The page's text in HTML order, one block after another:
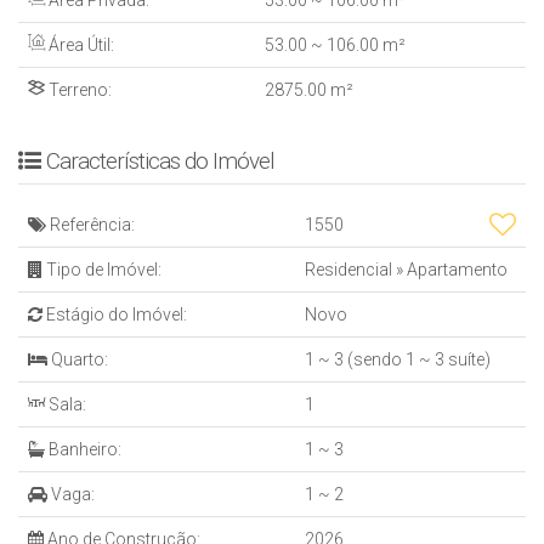
- Sala de estar e TV;
- Cozinha integrada com sala de jantar;
- Varanda gourmet;
O empreendimento ainda contará com:
- Piscina climatizada;
- Bar molhado;
- Sauna;
- Academia;
- Espaço gourmet;
- Pet place;
- Playground.
Previsão de início das obras: setembro de 2026.
Previsão de conclusão das obras: setembro de 2030.
Área Útil: 53.00 ~ 106.00 m²
Terreno: 2875.00 m²
Características do Imóvel
Referência: 1550
Tipo de Imóvel: Residencial »Apartamento
Estágio do Imóvel: Novo
Quarto: 1 ~ 3 (sendo 1 ~ 3 suíte)
Sala: 1
Banheiro: 1 ~ 3
Vaga: 1 ~ 2
Ano de Construção: 2026